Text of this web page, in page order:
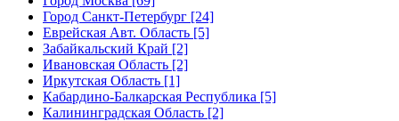
Город Санкт-Петербург [24]
Еврейская Авт. Область [5]
Забайкальский Край [2]
Ивановская Область [2]
Иркутская Область [1]
Кабардино-Балкарская Республика [5]
Калининградская Область [2]